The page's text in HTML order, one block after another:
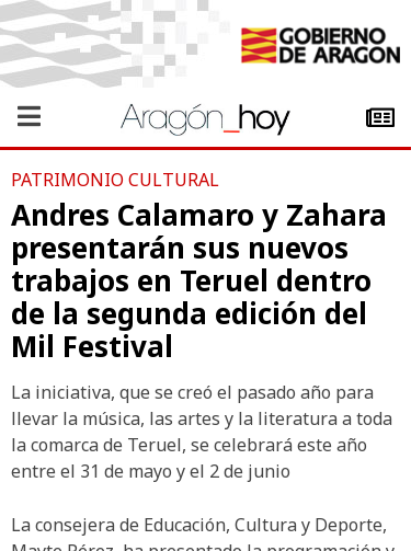
PATRIMONIO CULTURAL
Andres Calamaro y Zahara
presentarán sus nuevos
trabajos en Teruel dentro
de la segunda edición del
Mil Festival
La iniciativa, que se creó el pasado año para
llevar la música, las artes y la literatura a toda
la comarca de Teruel, se celebrará este año
entre el 31 de mayo y el 2 de junio
La consejera de Educación, Cultura y Deporte,